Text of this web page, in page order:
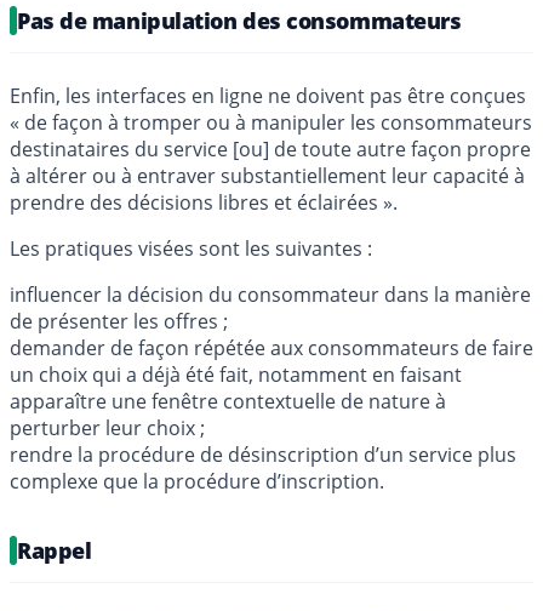
Pas de manipulation des consommateurs
Enfin, les interfaces en ligne ne doivent pas être conçues
« de façon à tromper ou à manipuler les consommateurs
destinataires du service [ou] de toute autre façon propre
à altérer ou à entraver substantiellement leur capacité à
prendre des décisions libres et éclairées ».
Les pratiques visées sont les suivantes :
influencer la décision du consommateur dans la manière
de présenter les offres ;
demander de façon répétée aux consommateurs de faire
un choix qui a déjà été fait, notamment en faisant
apparaître une fenêtre contextuelle de nature à
perturber leur choix ;
rendre la procédure de désinscription d’un service plus
complexe que la procédure d’inscription.
Rappel